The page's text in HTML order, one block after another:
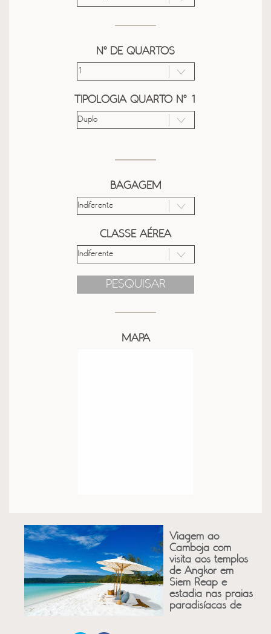
Nº DE QUARTOS
TIPOLOGIA QUARTO Nº 1
BAGAGEM
CLASSE AÉREA
PESQUISAR
MAPA
Viagem ao
Camboja com
visita aos templos
de Angkor em
Siem Reap e
estadia nas praias
paradisíacas de